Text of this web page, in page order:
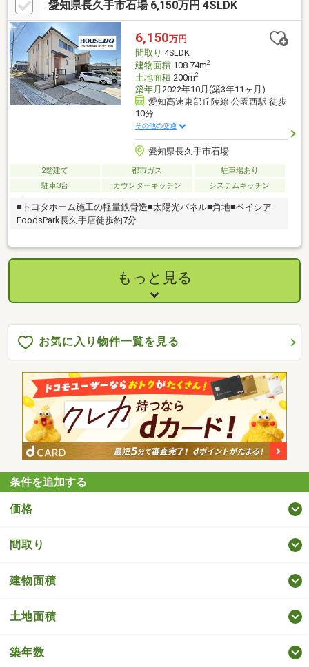
愛知県長久手市石場 6,150万円 4SLDK
6,150万円
間取り 4SLDK
建物面積108.74m2
土地面積200m2
築年月 2022年10月(築3年11ヶ月)
愛知高速東部丘陵線 公園西駅 徒歩
10分
その他の交通
愛知県長久手市石場
2階建て 都市ガス
駐車場あり
駐車3台
カウンターキッチン システムキッチン
■トヨタホーム施工の軽量鉄骨造■太陽光パネル■角地■ベイシア
FoodsPark長久手店徒歩約7分
もっと見る
お気に入り物件一覧を見る
条件を追加する
価格
間取り
建物面積
土地面積
築年数